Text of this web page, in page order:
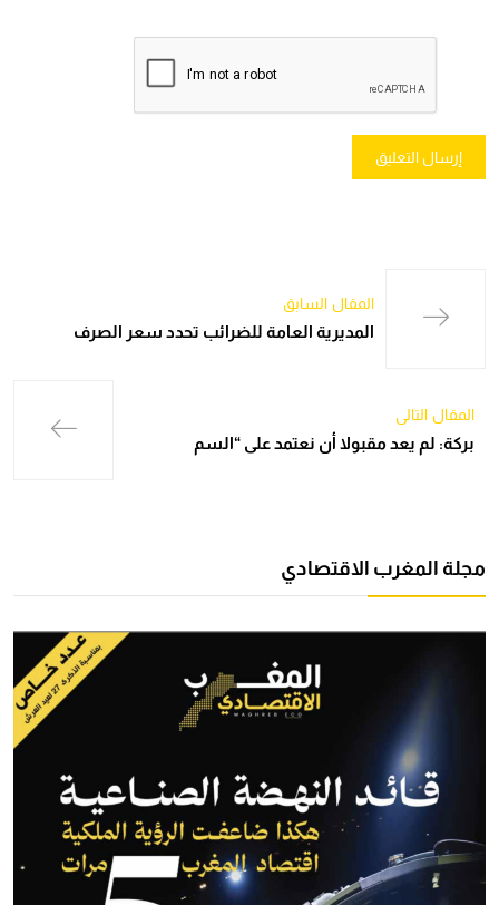
المقال السابق
المديرية العامة للضرائب تحدد سعر الصرف
المقال التالي
بركة: لم يعد مقبولا أن نعتمد على “السم
مجلة المغرب الاقتصادي